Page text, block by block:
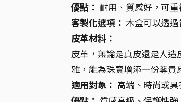
優點： 耐用、質感好，可
客製化選項： 木盒可以透
皮革材料：
皮革，無論是真皮還是人
雅，能為珠寶增添一份尊貴
適用對象： 高端、時尚或